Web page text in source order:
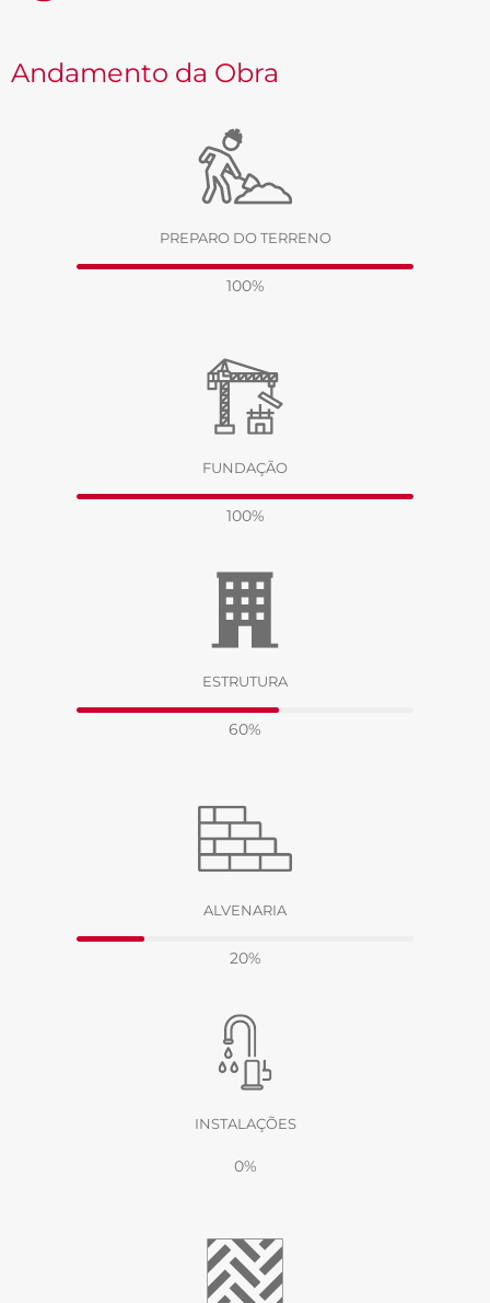
Andamento da Obra
PREPARO DO TERRENO
100%
FUNDAÇÃO
100%
ESTRUTURA
60%
ALVENARIA
20%
INSTALAÇÕES
0%